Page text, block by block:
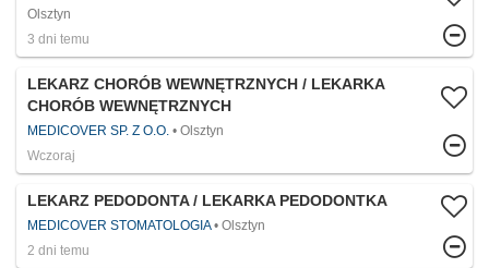
Olsztyn
3 dni temu
LEKARZ CHORÓB WEWNĘTRZNYCH / LEKARKA
CHORÓB WEWNĘTRZNYCH
MEDICOVER SP. Z O.O.
Olsztyn
Wczoraj
LEKARZ PEDODONTA / LEKARKA PEDODONTKA​
MEDICOVER STOMATOLOGIA
Olsztyn
2 dni temu